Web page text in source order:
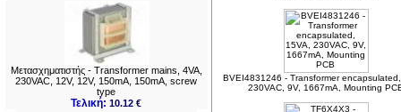
Μετασχηματιστής - Transformer mains, 4VA,
230VAC, 12V, 12V, 150mA, 150mA, screw
type
Τελική:10.12 €
BVEI4831246 - Transformer
230VAC, 9V, 1667mA, Mounting